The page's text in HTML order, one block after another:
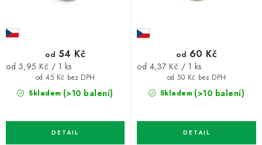
ů
Skladem (>10 balení)
od 45 Kč bez DPH
od 54 Kč
Měrná
od 3,95 Kč / 1 ks
Skladem (>10 balení)
od 50 Kč bez DPH
od 60 Kč
Měrná
od 4,37 Kč / 1 ks